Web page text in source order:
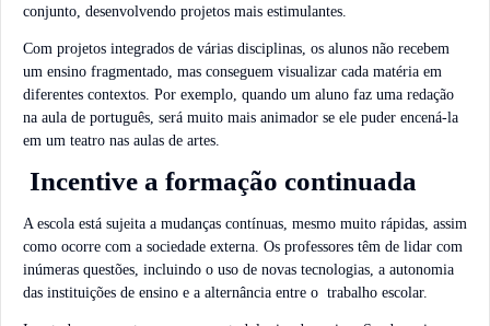
conjunto, desenvolvendo projetos mais estimulantes.
Com projetos integrados de várias disciplinas, os alunos não recebem
um ensino fragmentado, mas conseguem visualizar cada matéria em
diferentes contextos. Por exemplo, quando um aluno faz uma redação
na aula de português, será muito mais animador se ele puder encená-la
em um teatro nas aulas de artes.
Incentive a formação continuada
A escola está sujeita a mudanças contínuas, mesmo muito rápidas, assim
como ocorre com a sociedade externa. Os professores têm de lidar com
inúmeras questões, incluindo o uso de novas tecnologias, a autonomia
das instituições de ensino e a alternância entre o trabalho escolar.